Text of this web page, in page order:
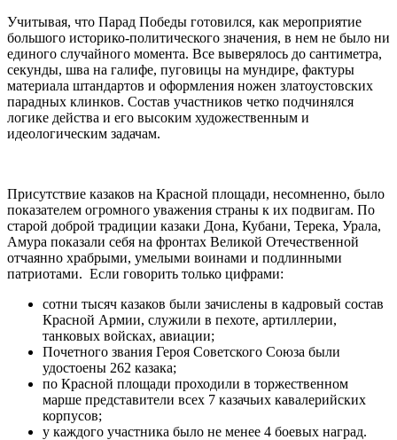
Учитывая, что Парад Победы готовился, как мероприятие
большого историко-политического значения, в нем не было ни
единого случайного момента. Все выверялось до сантиметра,
секунды, шва на галифе, пуговицы на мундире, фактуры
материала штандартов и оформления ножен златоустовских
парадных клинков. Состав участников четко подчинялся
логике действа и его высоким художественным и
идеологическим задачам.
Присутствие казаков на Красной площади, несомненно, было
показателем огромного уважения страны к их подвигам. По
старой доброй традиции казаки Дона, Кубани, Терека, Урала,
Амура показали себя на фронтах Великой Отечественной
отчаянно храбрыми, умелыми воинами и подлинными
патриотами. Если говорить только цифрами:
сотни тысяч казаков были зачислены в кадровый состав
Красной Армии, служили в пехоте, артиллерии,
танковых войсках, авиации;
Почетного звания Героя Советского Союза были
удостоены 262 казака;
по Красной площади проходили в торжественном
марше представители всех 7 казачьих кавалерийских
корпусов;
у каждого участника было не менее 4 боевых наград.